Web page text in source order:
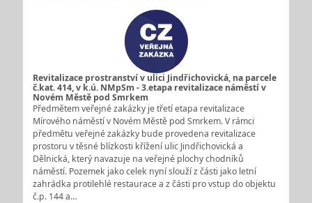
Revitalizace prostranství v ulici Jindřichovická, na parcele
č.kat. 414, v k.ú. NMpSm - 3.etapa revitalizace náměstí v
Novém Městě pod Smrkem
Předmětem veřejné zakázky je třetí etapa revitalizace
Mírového náměstí v Novém Městě pod Smrkem. V rámci
předmětu veřejné zakázky bude provedena revitalizace
prostoru v těsné blízkosti křížení ulic Jindřichovická a
Dělnická, který navazuje na veřejné plochy chodníků
náměstí. Pozemek jako celek nyní slouží z části jako letní
zahrádka protilehlé restaurace a z části pro vstup do objektu
č.p. 144 a…